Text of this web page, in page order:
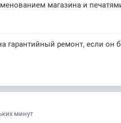
магазина и
гарантийный ремонт, если он
минут